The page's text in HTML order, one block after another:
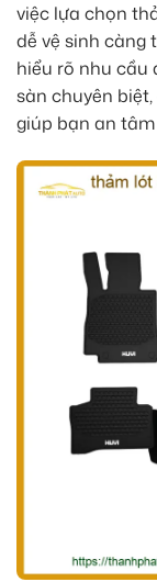
việc lựa chọn
dễ vệ sinh càng
hiểu rõ nhu cầu
sàn chuyên
giúp bạn an